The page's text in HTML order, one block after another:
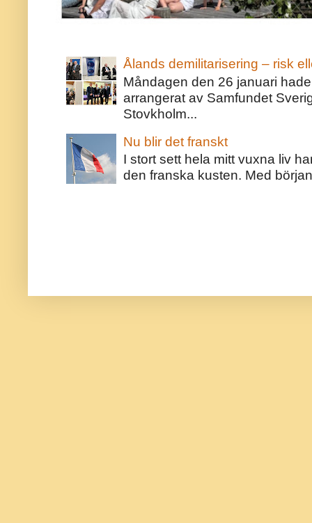
Ålands demilitarisering – risk
Måndagen den 26 januari
arrangerat av Samfundet
Stovkholm...
Nu blir det franskt
I stort sett hela mitt vuxna liv
den franska kusten. Med